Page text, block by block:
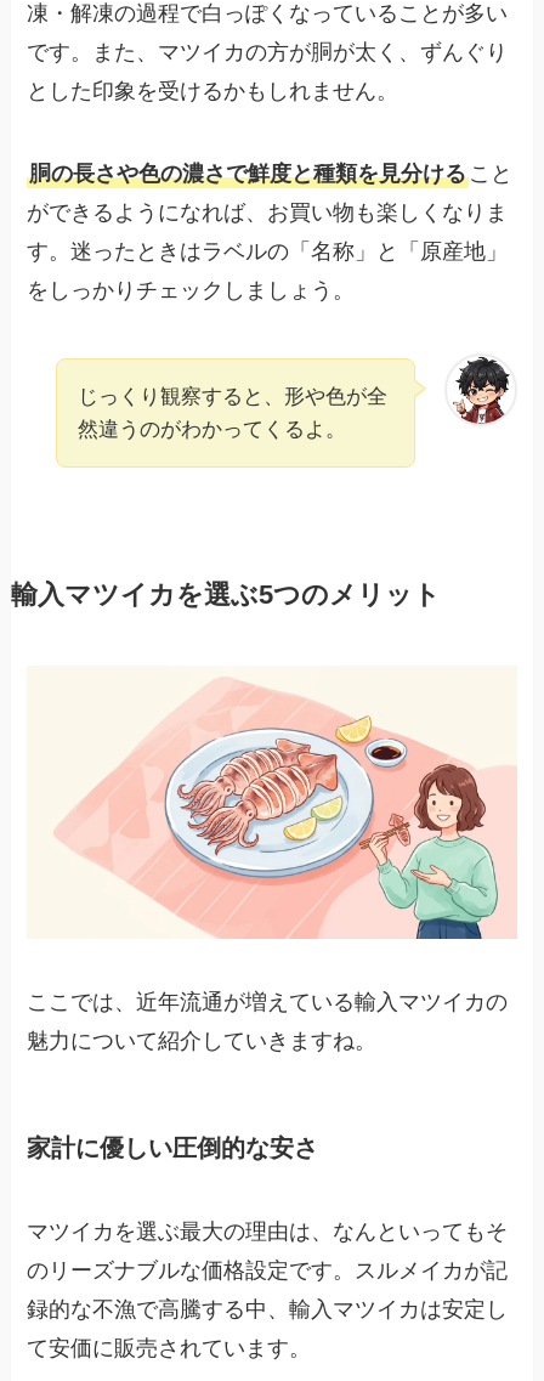
凍・解凍の過程で白っぽくなっていることが多い
です。また、マツイカの方が胴が太く、ずんぐり
とした印象を受けるかもしれません。
胴の長さや色の濃さで鮮度と種類を見分けること
ができるようになれば、お買い物も楽しくなりま
す。迷ったときはラベルの「名称」と「原産地」
をしっかりチェックしましょう。
じっくり観察すると、形や色が全
然違うのがわかってくるよ。
輸入マツイカを選ぶ5つのメリット
ここでは、近年流通が増えている輸入マツイカの
魅力について紹介していきますね。
家計に優しい圧倒的な安さ
マツイカを選ぶ最大の理由は、なんといってもそ
のリーズナブルな価格設定です。スルメイカが記
録的な不漁で高騰する中、輸入マツイカは安定し
て安価に販売されています。